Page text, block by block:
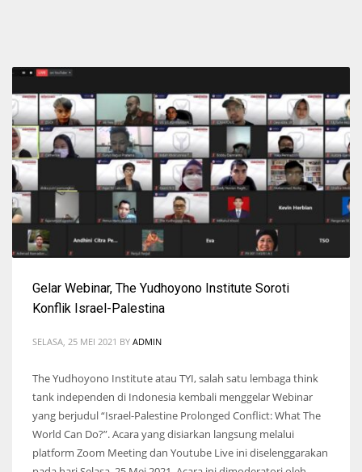
Gelar Webinar, The Yudhoyono Institute Soroti
Konflik Israel-Palestina
SELASA, 25 MEI 2021 BY ADMIN
The Yudhoyono Institute atau TYI, salah satu lembaga think
tank independen di Indonesia kembali menggelar Webinar
yang berjudul “Israel-Palestine Prolonged Conflict: What The
World Can Do?”. Acara yang disiarkan langsung melalui
platform Zoom Meeting dan Youtube Live ini diselenggarakan